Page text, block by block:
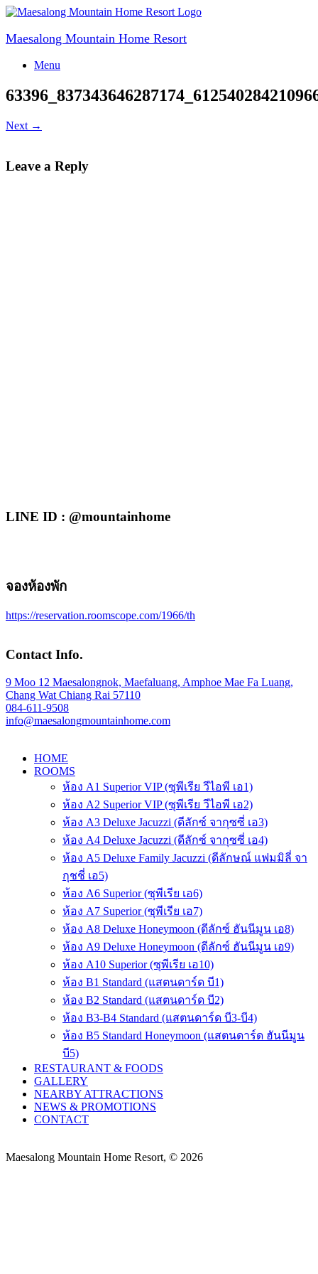
Skip
content
Maesalong Mountain Home Resort
Menu
Next →
Leave a Reply
LINE ID : @mountainhome
จองห้องพัก
https://reservation.roomscope.com/1966/th
Contact Info.
9 Moo 12 Maesalongnok, Maefaluang, Amphoe Mae Fa Luang,
Chang Wat Chiang Rai 57110
084-611-9508
info@maesalongmountainhome.com
HOME
ROOMS
ห้อง A1 Superior VIP (ซุพีเรีย วีไอพี เอ1)
ห้อง A2 Superior VIP (ซุพีเรีย วีไอพี เอ2)
ห้อง A3 Deluxe Jacuzzi (ดีลักซ์ จากุซซี่ เอ3)
ห้อง A4 Deluxe Jacuzzi (ดีลักซ์ จากุซซี่ เอ4)
ห้อง A5 Deluxe Family Jacuzzi (ดีลักษณ์ แฟมมิลี่ จา
กุชชี่ เอ5)
ห้อง A6 Superior (ซุพีเรีย เอ6)
ห้อง A7 Superior (ซุพีเรีย เอ7)
ห้อง A8 Deluxe Honeymoon (ดีลักซ์ ฮันนีมูน เอ8)
ห้อง A9 Deluxe Honeymoon (ดีลักซ์ ฮันนีมูน เอ9)
ห้อง A10 Superior (ซุพีเรีย เอ10)
ห้อง B1 Standard (แสตนดาร์ด บี1)
ห้อง B2 Standard (แสตนดาร์ด บี2)
ห้อง B3-B4 Standard (แสตนดาร์ด บี3-บี4)
ห้อง B5 Standard Honeymoon (แสตนดาร์ด ฮันนีมูน
บี5)
RESTAURANT & FOODS
GALLERY
NEARBY ATTRACTIONS
NEWS & PROMOTIONS
CONTACT
Maesalong Mountain Home Resort, © 2026